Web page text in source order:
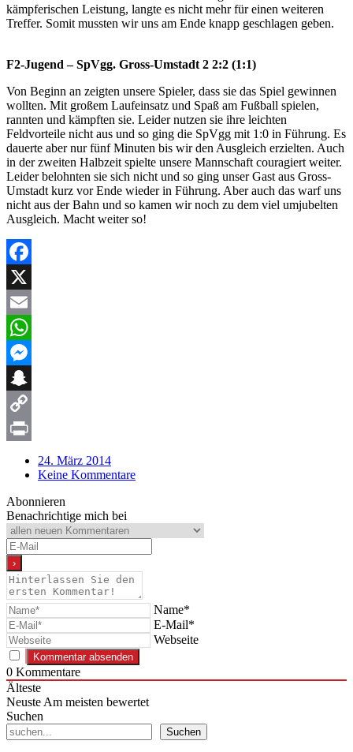
kämpferischen Leistung, langte es nicht mehr für einen weiteren
Treffer. Somit mussten wir uns am Ende knapp geschlagen geben.
F2-Jugend – SpVgg. Gross-Umstadt 2 2:2 (1:1)
Von Beginn an zeigten unsere Spieler, dass sie das Spiel gewinnen
wollten. Mit großem Laufeinsatz und Spaß am Fußball spielen,
rannten und kämpften sie. Leider nutzen sie ihre leichten
Feldvorteile nicht aus und so ging die SpVgg mit 1:0 in Führung. Es
dauerte aber nur fünf Minuten bis wir den Ausgleich erzielten. Auch
in der zweiten Halbzeit spielte unsere Mannschaft couragiert weiter.
Leider belohnten sie sich nicht und so ging unser Gast aus Gross-
Umstadt kurz vor Ende wieder in Führung. Aber auch das warf uns
nicht aus der Bahn und so kamen wir noch zu dem viel umjubelten
Ausgleich. Macht weiter so!
Facebook
X
Email
WhatsApp
Messenger
Snapchat
Copy
24. März 2014
Keine Kommentare
Abonnieren
Benachrichtige mich bei
Name*
E-Mail*
Webseite
0 Kommentare
Älteste
NeusteAm meisten bewertet
Suchen
Suchen